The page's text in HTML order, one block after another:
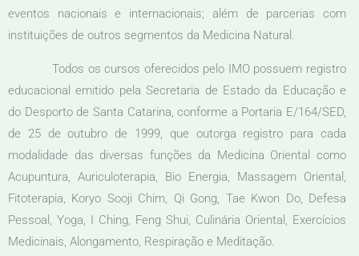
eventos nacionais e internacionais; além de parcerias com
instituições de outros segmentos da Medicina Natural.
Todos os cursos oferecidos pelo IMO possuem registro
educacional emitido pela Secretaria de Estado da Educação e
do Desporto de Santa Catarina, conforme a Portaria E/164/SED,
de 25 de outubro de 1999, que outorga registro para cada
modalidade das diversas funções da Medicina Oriental como
Acupuntura, Auriculoterapia, Bio Energia, Massagem Oriental,
Fitoterapia, Koryo Sooji Chim, Qi Gong, Tae Kwon Do, Defesa
Pessoal, Yoga, I Ching, Feng Shui, Culinária Oriental, Exercícios
Medicinais, Alongamento, Respiração e Meditação.